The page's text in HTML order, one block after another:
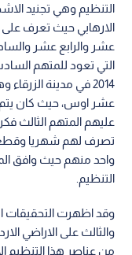
التنظيم وهي تجنيد
الارهابي حيث تعرف على
عشر والرابع عشر
التي تعود للمتهم
2014 في مدينة
عشر اوس، حيث كان يتم
عليهم المتهم الثالث
تصرف لهم شهريا
واحد منهم حيث وافق
التنظيم.
وقد اظهرت التحقيقات
والثالث على الاراضي
من عناصر هذا التنظيم